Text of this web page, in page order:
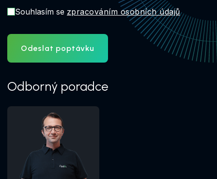
Souhlasím se zpracováním osobních údajů
Odeslat poptávku
Odborný poradce